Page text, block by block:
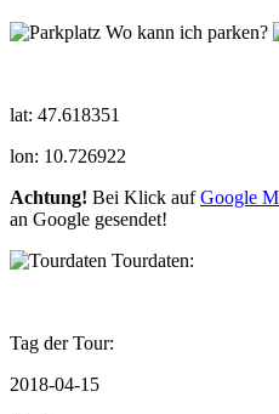
Wo kann ich parken?
lat: 47.618351
lon: 10.726922
Achtung! Bei Klick aufGoogle
an Google gesendet!
Tourdaten:
Tag der Tour:
2018-04-15